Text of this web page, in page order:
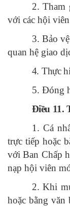
2. Tham
với các hội
3. Bảo
quan hệ giao
4. Thực
5. Đóng
Điều 11.
1. Cá
trực tiếp hoặc
với Ban Chấp
nạp hội viên
2. Khi
hoặc bằng